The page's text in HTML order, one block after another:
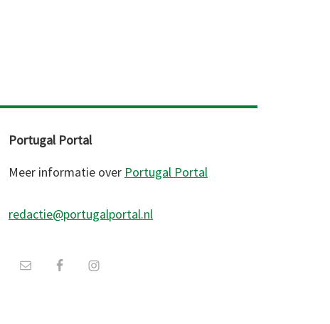
Portugal Portal
Meer informatie over Portugal Portal
redactie@portugalportal.nl